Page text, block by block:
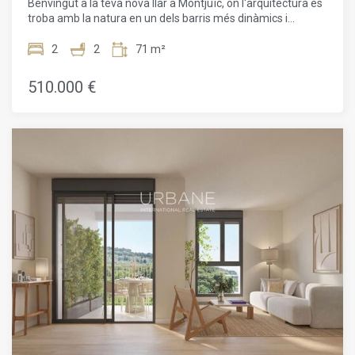
Benvingut a la teva nova llar a Montjuïc, on l'arquitectura es
troba amb la natura en un dels barris més dinàmics i
2 dormitoris i 2 banys, dissenyat perfectament per
llum natural, grans finestres i una petita terrassa privada, el
pis ofereix una distribució oberta i lluminosa que millora la
enfocament sostenible, lliure i contemporani del disseny. El
disseny de l'edifici integra la sofisticació urbana amb la
serenor de la natura, oferint un estil de vida inspirador que
reflecteix el millor de l'esperit mediterrani. L'habitatge
forma part d'un complex residencial que compta amb
zones comunitàries dissenyades meticulosament, incloent-
hi un gimnàs i una terrassa amb piscina, que conviden els
residents a relaxar-se mentre gaudeixen d'unes vistes
panoràmiques de la ciutat. La seva ubicació estratègica us
situa a pocs minuts de serveis essencials: escoles,
supermercats, farmàcies, centres de salut, bancs i
benzineres, garantint la comoditat diària a la vostra porta.
També hi ha disponible una plaça d'aparcament opcional.Els
2 2 71 m²
510.000 €